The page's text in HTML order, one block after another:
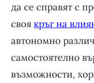
да се справят с
своякръг на
автономно
самостоятелно
възможности,